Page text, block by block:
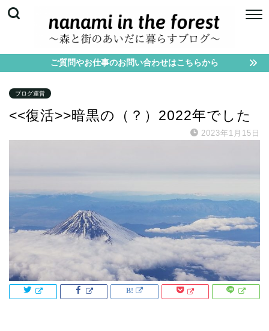
ご質問やお仕事のお問い合わせはこちらから
ブログ運営
<<復活>>暗黒の（？）2022年でした
2023年1月15日